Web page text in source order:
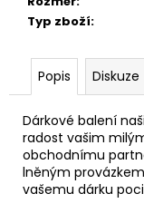
Typ zboží:
Popis Diskuze
Dárkové balení
radost vašim
obchodnímu
lněným
vašemu dárku